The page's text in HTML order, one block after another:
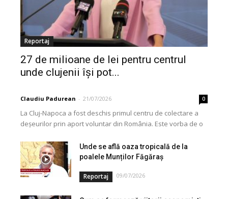
Reportaj
27 de milioane de lei pentru centrul
unde clujenii își pot...
Claudiu Padurean - 21/07/2026 0
La Cluj-Napoca a fost deschis primul centru de colectare a
deșeurilor prin aport voluntar din România. Este vorba de o
Unde se află oaza tropicală de la
poalele Munților Făgăraș
Reportaj 09/07/2026